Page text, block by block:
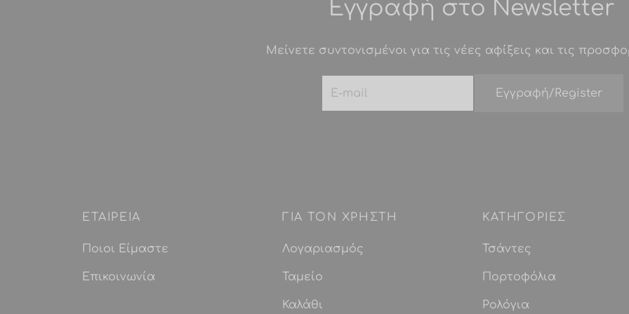
επιλογές
να
επιλεγούν
στη
σελίδα
επιλογές
να
στη
Εγγραφή στο Newsletter
Μείνετε συντονισμένοι για τις νέες αφίξεις και τις
ΕΤΑΙΡEIΑ
Ποιοι Είμαστε
Επικοινωνία
ΓΙΑ ΤΟΝ ΧΡΗΣΤΗ
Λογαριασμός
Ταμείο
Καλάθι
ΚΑΤΗΓΟΡΙΕΣ
Τσάντες
Πορτοφόλια
Ρολόγια